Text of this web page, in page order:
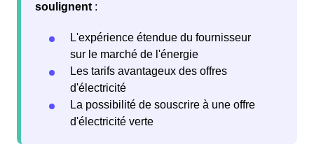
soulignent :
L'expérience étendue du fournisseur
sur le marché de l'énergie
Les tarifs avantageux des offres
d'électricité
La possibilité de souscrire à une offre
d'électricité verte